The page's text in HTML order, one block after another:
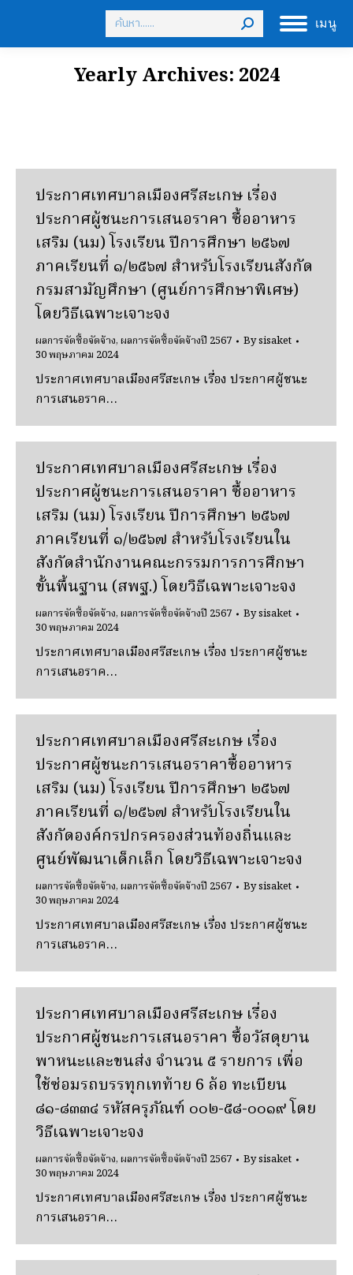
เมนู
Search:
Yearly Archives: 2024
ประกาศเทศบาลเมืองศรีสะเกษ เรื่อง
ประกาศผู้ชนะการเสนอราคา ซื้ออาหาร
เสริม (นม) โรงเรียน ปีการศึกษา ๒๕๖๗
ภาคเรียนที่ ๑/๒๕๖๗ สําหรับโรงเรียนสังกัด
กรมสามัญศึกษา (ศูนย์การศึกษาพิเศษ)
โดยวิธีเฉพาะเจาะจง
ผลการจัดซื้อจัดจ้าง,ผลการจัดซื้อจัดจ้างปี 2567 Bysisaket
30 พฤษภาคม 2024
ประกาศเทศบาลเมืองศรีสะเกษ เรื่อง ประกาศผู้ชนะ
การเสนอราค…
ประกาศเทศบาลเมืองศรีสะเกษ เรื่อง
ประกาศผู้ชนะการเสนอราคา ซื้ออาหาร
เสริม (นม) โรงเรียน ปีการศึกษา ๒๕๖๗
ภาคเรียนที่ ๑/๒๕๖๗ สําหรับโรงเรียนใน
สังกัดสํานักงานคณะกรรมการการศึกษา
ขั้นพื้นฐาน (สพฐ.) โดยวิธีเฉพาะเจาะจง
ผลการจัดซื้อจัดจ้าง,ผลการจัดซื้อจัดจ้างปี 2567 Bysisaket
30 พฤษภาคม 2024
ประกาศเทศบาลเมืองศรีสะเกษ เรื่อง ประกาศผู้ชนะ
การเสนอราค…
ประกาศเทศบาลเมืองศรีสะเกษ เรื่อง
ประกาศผู้ชนะการเสนอราคาซื้ออาหาร
เสริม (นม) โรงเรียน ปีการศึกษา ๒๕๖๗
ภาคเรียนที่ ๑/๒๕๖๗ สําหรับโรงเรียนใน
สังกัดองค์กรปกรครองส่วนท้องถิ่นและ
ศูนย์พัฒนาเด็กเล็ก โดยวิธีเฉพาะเจาะจง
ผลการจัดซื้อจัดจ้าง,ผลการจัดซื้อจัดจ้างปี 2567 Bysisaket
30 พฤษภาคม 2024
ประกาศเทศบาลเมืองศรีสะเกษ เรื่อง ประกาศผู้ชนะ
การเสนอราค…
ประกาศเทศบาลเมืองศรีสะเกษ เรื่อง
ประกาศผู้ชนะการเสนอราคา ซื้อวัสดุยาน
พาหนะและขนส่ง จํานวน ๕ รายการ เพื่อ
ใช้ซ่อมรถบรรทุกเทท้าย 6 ล้อ ทะเบียน
๘๑-๘๓๓๔ รหัสครุภัณฑ์ ๐๐๒-๕๘-๐๐๑๙ โดย
วิธีเฉพาะเจาะจง
ผลการจัดซื้อจัดจ้าง,ผลการจัดซื้อจัดจ้างปี 2567 Bysisaket
30 พฤษภาคม 2024
ประกาศเทศบาลเมืองศรีสะเกษ เรื่อง ประกาศผู้ชนะ
การเสนอราค…